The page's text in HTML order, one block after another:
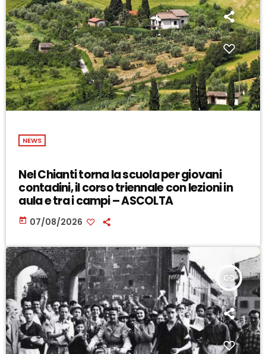
NEWS
Nel Chianti torna la scuola per giovani
contadini, il corso triennale con lezioni in
aula e tra i campi – ASCOLTA
today 07/08/2026
insert_link